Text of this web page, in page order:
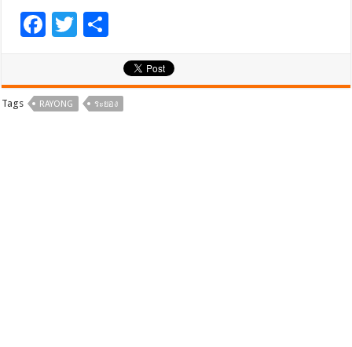
F
b
T
er
ar
e
Tags RAYONG ระยอง